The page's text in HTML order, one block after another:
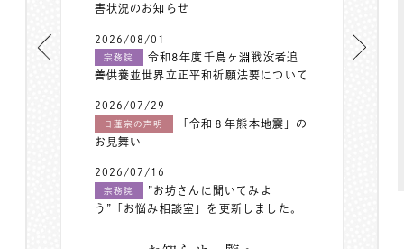
害状況のお知らせ
2026/08/01
宗務院
令和8年度千鳥ヶ淵戦没者追
善供養並世界立正平和祈願法要について
2026/07/29
日蓮宗の声明
「令和８年熊本地震」の
お見舞い
2026/07/16
宗務院
”お坊さんに聞いてみよ
う”「お悩み相談室」を更新しました。